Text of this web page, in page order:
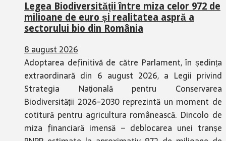
Legea Biodiversității între miza celor 972 de
milioane de euro și realitatea aspră a
sectorului bio din România
8 august 2026
Adoptarea definitivă de către Parlament, în ședința
extraordinară din 6 august 2026, a Legii privind
Strategia Națională pentru Conservarea
Biodiversității 2026-2030 reprezintă un moment de
cotitură pentru agricultura românească. Dincolo de
miza financiară imensă – deblocarea unei tranșe